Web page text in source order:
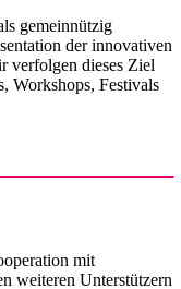
gemeinnützig
der innovativen
verfolgen dieses Ziel
Workshops, Festivals
mit
weiteren Unterstützern